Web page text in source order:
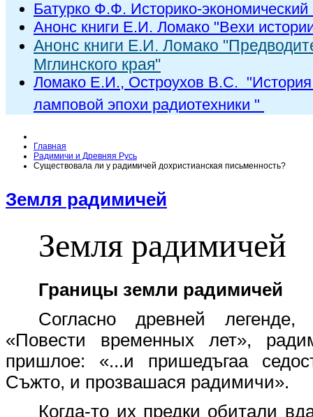
Батурко Ф.Ф. Историко-экономический
Анонс книги Е.И. Ломако "Вехи
Анонс книги Е.И. Ломако
Мглинского края"
Ломако Е.И., Остроухов В.С. "
ламповой эпохи радиотехники "
Главная
Радимичи и Древняя Русь
Существовала ли у радимичей дохристианская письменность?
Земля радимичей
Земля радимичей
Границы земли радимичей
Согласно древней легенде,
«Повести временных лет»,
пришлое: «...и пришедъгаа
Съжто, и прозвашася радимичи».
Когда-то их предки обитали